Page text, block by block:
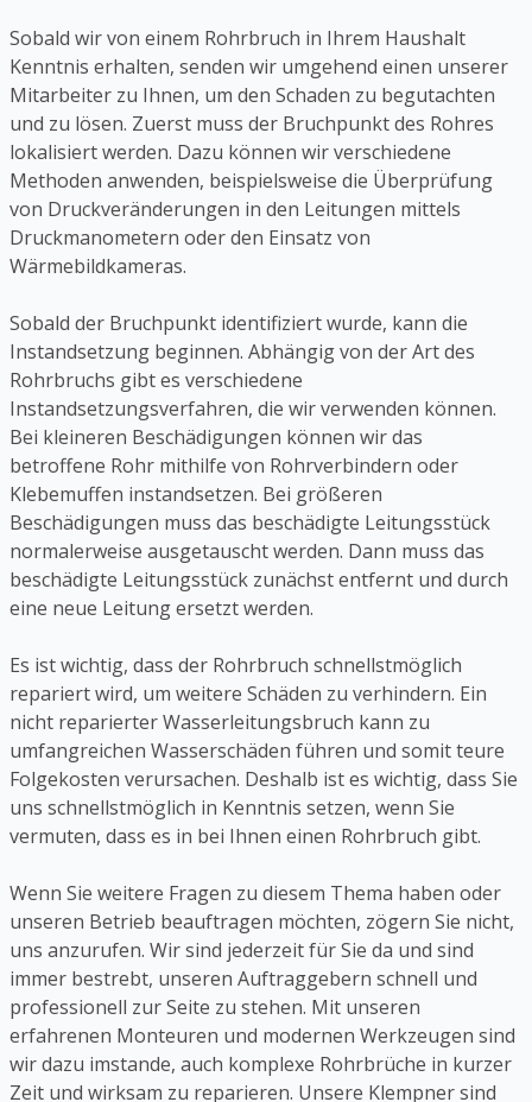
Sobald wir von einem Rohrbruch in Ihrem Haushalt
Kenntnis erhalten, senden wir umgehend einen unserer
Mitarbeiter zu Ihnen, um den Schaden zu begutachten
und zu lösen. Zuerst muss der Bruchpunkt des Rohres
lokalisiert werden. Dazu können wir verschiedene
Methoden anwenden, beispielsweise die Überprüfung
von Druckveränderungen in den Leitungen mittels
Druckmanometern oder den Einsatz von
Wärmebildkameras.
Sobald der Bruchpunkt identifiziert wurde, kann die
Instandsetzung beginnen. Abhängig von der Art des
Rohrbruchs gibt es verschiedene
Instandsetzungsverfahren, die wir verwenden können.
Bei kleineren Beschädigungen können wir das
betroffene Rohr mithilfe von Rohrverbindern oder
Klebemuffen instandsetzen. Bei größeren
Beschädigungen muss das beschädigte Leitungsstück
normalerweise ausgetauscht werden. Dann muss das
beschädigte Leitungsstück zunächst entfernt und durch
eine neue Leitung ersetzt werden.
Es ist wichtig, dass der Rohrbruch schnellstmöglich
repariert wird, um weitere Schäden zu verhindern. Ein
nicht reparierter Wasserleitungsbruch kann zu
umfangreichen Wasserschäden führen und somit teure
Folgekosten verursachen. Deshalb ist es wichtig, dass Sie
uns schnellstmöglich in Kenntnis setzen, wenn Sie
vermuten, dass es in bei Ihnen einen Rohrbruch gibt.
Wenn Sie weitere Fragen zu diesem Thema haben oder
unseren Betrieb beauftragen möchten, zögern Sie nicht,
uns anzurufen. Wir sind jederzeit für Sie da und sind
immer bestrebt, unseren Auftraggebern schnell und
professionell zur Seite zu stehen. Mit unseren
erfahrenen Monteuren und modernen Werkzeugen sind
wir dazu imstande, auch komplexe Rohrbrüche in kurzer
Zeit und wirksam zu reparieren. Unsere Klempner sind